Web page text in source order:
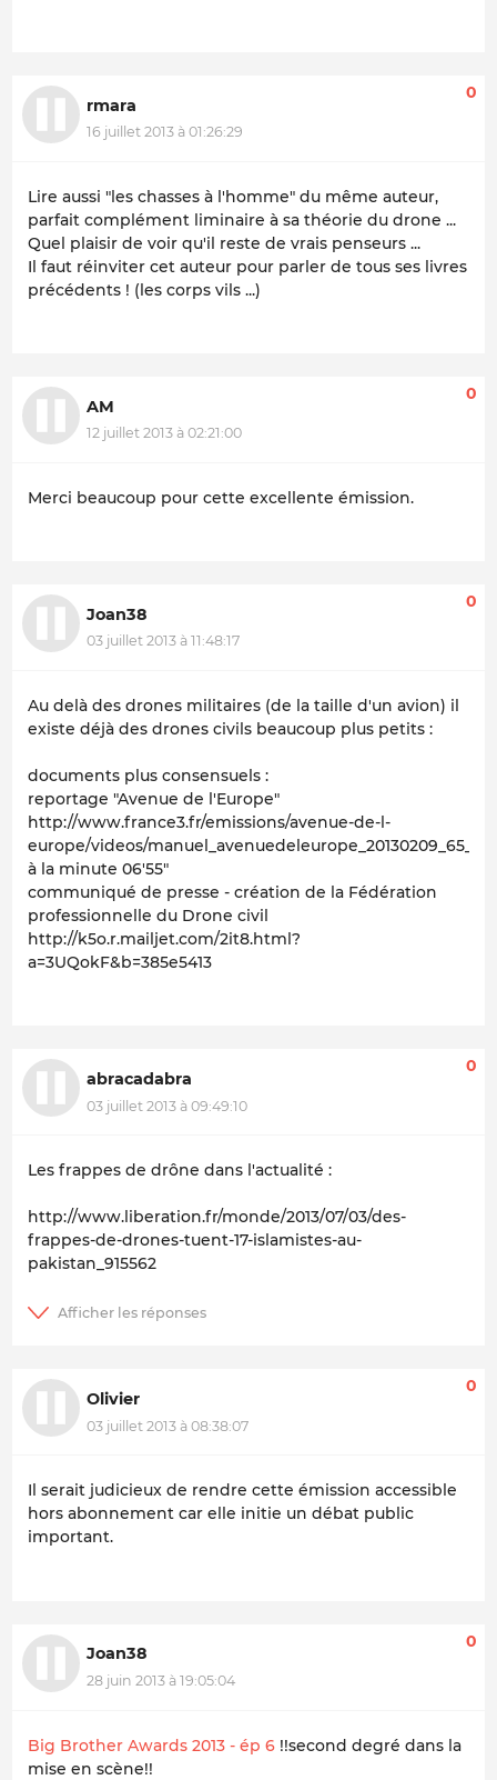
rmara
16 juillet 2013 à 01:26:29
0
Lire aussi "les chasses à l'homme" du même auteur,
parfait complément liminaire à sa théorie du drone ...
Quel plaisir de voir qu'il reste de vrais penseurs ...
Il faut réinviter cet auteur pour parler de tous ses livres
précédents ! (les corps vils ...)
AM
12 juillet 2013 à 02:21:00
0
Merci beaucoup pour cette excellente émission.
Joan38
03 juillet 2013 à 11:48:17
0
Au delà des drones militaires (de la taille d'un avion) il
existe déjà des drones civils beaucoup plus petits :
documents plus consensuels :
reportage "Avenue de l'Europe"
http://www.france3.fr/emissions/avenue-de-l-
europe/videos/
à la minute 06'55"
communiqué de presse - création de la Fédération
professionnelle du Drone civil
http://k5o.r.mailjet.com/2it8.html?
a=3UQokF&b=385e5413
abracadabra
03 juillet 2013 à 09:49:10
0
Les frappes de drône dans l'actualité :
http://www.liberation.fr/monde/2013/07/03/des-
frappes-de-drones-tuent-17-islamistes-au-
pakistan_915562
Olivier
03 juillet 2013 à 08:38:07
0
Il serait judicieux de rendre cette émission accessible
hors abonnement car elle initie un débat public
important.
Joan38
28 juin 2013 à 19:05:04
0
Big Brother Awards 2013 - ép 6 !!second degré dans la
mise en scène!!